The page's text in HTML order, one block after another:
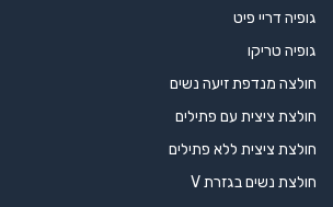
עט כדורי אקורדיון 13080